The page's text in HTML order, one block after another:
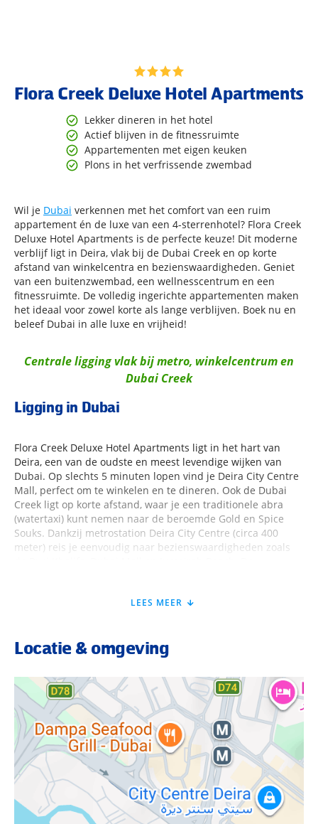
Flora Creek Deluxe Hotel Apartments
Lekker dineren in het hotel
Actief blijven in de fitnessruimte
Appartementen met eigen keuken
Plons in het verfrissende zwembad
Wil je Dubai verkennen met het comfort van een ruim
appartement én de luxe van een 4-sterrenhotel? Flora Creek
Deluxe Hotel Apartments is de perfecte keuze! Dit moderne
verblijf ligt in Deira, vlak bij de Dubai Creek en op korte
afstand van winkelcentra en bezienswaardigheden. Geniet
van een buitenzwembad, een wellnesscentrum en een
fitnessruimte. De volledig ingerichte appartementen maken
het ideaal voor zowel korte als lange verblijven. Boek nu en
beleef Dubai in alle luxe en vrijheid!
Centrale ligging vlak bij metro, winkelcentrum en
Dubai Creek
Ligging in Dubai
Flora Creek Deluxe Hotel Apartments ligt in het hart van
Deira, een van de oudste en meest levendige wijken van
Dubai. Op slechts 5 minuten lopen vind je Deira City Centre
Mall, perfect om te winkelen en te dineren. Ook de Dubai
Creek ligt op korte afstand, waar je een traditionele abra
(watertaxi) kunt nemen naar de beroemde Gold en Spice
Souks. Dankzij metrostation Deira City Centre (circa 400
meter) reis je eenvoudig naar bezienswaardigheden zoals
Bij binnenkomst in dit luxe appartementenhotel word je
warm ontvangen bij de 24-uursreceptie. Het hotel beschikt
over een internationaal restaurant, waar je kunt genieten
van diverse wereldgerechten. Ontspan aan het
buitenzwembad, werk aan je conditie in de fitnessruimte of
kom helemaal tot rust in de spa met sauna en stoombad.
Verder biedt het hotel WiFi, roomservice (€), een wasservice
(€) en parkeergelegenheid.
Verzorging
LEES MEER
Locatie & omgeving